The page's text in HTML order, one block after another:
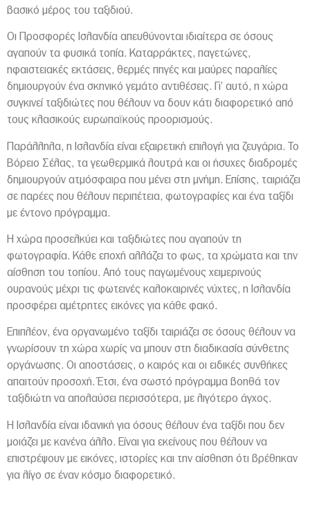
βασικό μέρος του ταξιδιού.
Οι Προσφορές Ισλανδία απευθύνονται ιδιαίτερα σε όσους
αγαπούν τα φυσικά τοπία. Καταρράκτες, παγετώνες,
ηφαιστειακές εκτάσεις, θερμές πηγές και μαύρες παραλίες
δημιουργούν ένα σκηνικό γεμάτο αντιθέσεις. Γι’ αυτό, η χώρα
συγκινεί ταξιδιώτες που θέλουν να δουν κάτι διαφορετικό από
τους κλασικούς ευρωπαϊκούς προορισμούς.
Παράλληλα, η Ισλανδία είναι εξαιρετική επιλογή για ζευγάρια. Το
Βόρειο Σέλας, τα γεωθερμικά λουτρά και οι ήσυχες διαδρομές
δημιουργούν ατμόσφαιρα που μένει στη μνήμη. Επίσης, ταιριάζει
σε παρέες που θέλουν περιπέτεια, φωτογραφίες και ένα ταξίδι
με έντονο πρόγραμμα.
Η χώρα προσελκύει και ταξιδιώτες που αγαπούν τη
φωτογραφία. Κάθε εποχή αλλάζει το φως, τα χρώματα και την
αίσθηση του τοπίου. Από τους παγωμένους χειμερινούς
ουρανούς μέχρι τις φωτεινές καλοκαιρινές νύχτες, η Ισλανδία
προσφέρει αμέτρητες εικόνες για κάθε φακό.
Επιπλέον, ένα οργανωμένο ταξίδι ταιριάζει σε όσους θέλουν να
γνωρίσουν τη χώρα χωρίς να μπουν στη διαδικασία σύνθετης
οργάνωσης. Οι αποστάσεις, ο καιρός και οι ειδικές συνθήκες
απαιτούν προσοχή. Έτσι, ένα σωστό πρόγραμμα βοηθά τον
ταξιδιώτη να απολαύσει περισσότερα, με λιγότερο άγχος.
Η Ισλανδία είναι ιδανική για όσους θέλουν ένα ταξίδι που δεν
μοιάζει με κανένα άλλο. Είναι για εκείνους που θέλουν να
επιστρέψουν με εικόνες, ιστορίες και την αίσθηση ότι βρέθηκαν
για λίγο σε έναν κόσμο διαφορετικό.